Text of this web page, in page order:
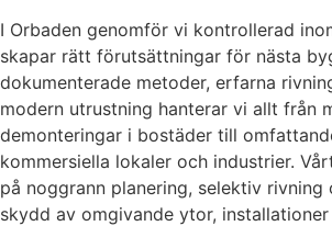
I Orbaden genomför vi kontrollerad
skapar rätt förutsättningar för nästa
dokumenterade metoder, erfarna
modern utrustning hanterar vi allt från
demonteringar i bostäder till
kommersiella lokaler och industrier.
på noggrann planering, selektiv rivning
skydd av omgivande ytor,